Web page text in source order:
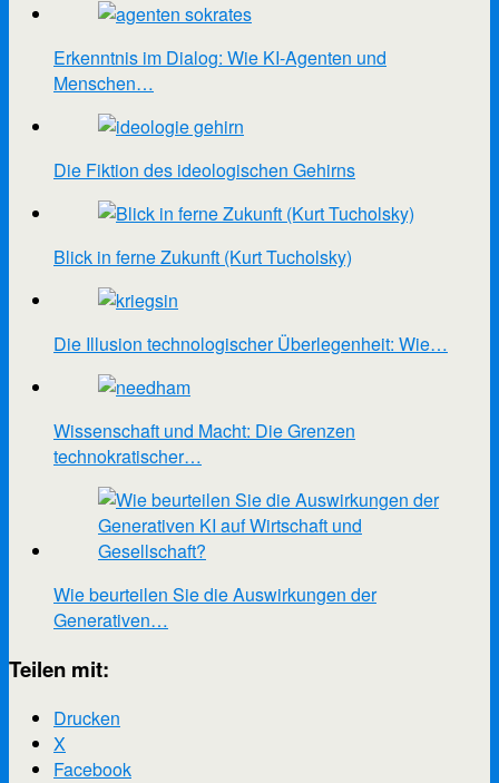
Erkenntnis im Dialog: Wie KI-Agenten und
Menschen…
Die Fiktion des ideologischen Gehirns
Blick in ferne Zukunft (Kurt Tucholsky)
Die Illusion technologischer Überlegenheit: Wie…
Wissenschaft und Macht: Die Grenzen
technokratischer…
Wie beurteilen Sie die Auswirkungen der
Generativen…
Teilen mit:
Drucken
X
Facebook